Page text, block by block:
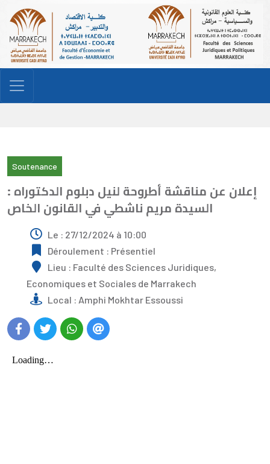
Soutenance
إعلان عن مناقشة أطروحة لنيل دبلوم الدكتوراه :
السيدة مريم ناشطي في القانون الخاص
Le : 27/12/2024 à 10:00
Déroulement : Présentiel
Lieu : Faculté des Sciences Juridiques,
Economiques et Sociales de Marrakech
Local : Amphi Mokhtar Essoussi